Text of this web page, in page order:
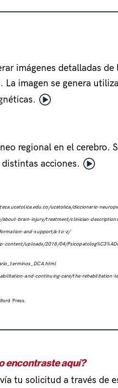
imágenes detalladas de
imagen se genera
regional en el cerebro.
acciones.
ucatolica/diccionario-
about-brain-injury/treatment/clinician-
and-support/a-to-z/
content/uploads/2018/04/
and-continuing-care/the-rehabilitation-
Press.
encontraste aquí?
tu solicitud a través de